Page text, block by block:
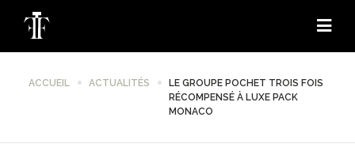
ACCUEIL ACTUALITÉS
LE GROUPE POCHET TROIS FOIS
RÉCOMPENSÉ À LUXE PACK
MONACO